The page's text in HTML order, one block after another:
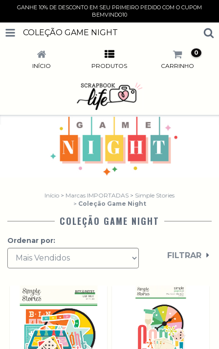
GANHE 10% DE DESCONTO EM SEU PRIMEIRO PEDIDO COM O CUPOM
BEMVINDO10
COLEÇÃO GAME NIGHT
INÍCIO PRODUTOS CARRINHO
0
Início > Marcas IMPORTADAS > Simple Stories
> Coleção Game Night
COLEÇÃO GAME NIGHT
Ordenar por:
FILTRAR